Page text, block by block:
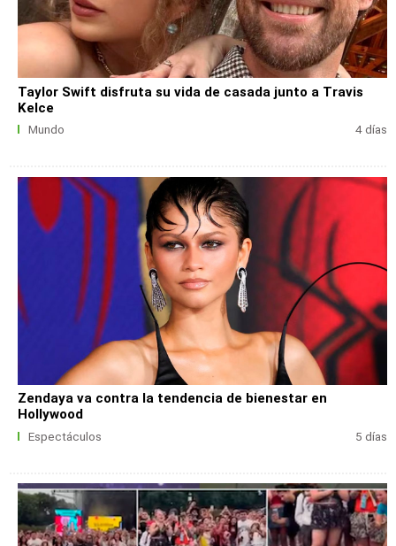
Taylor Swift disfruta su vida de casada junto a Travis
Kelce
Mundo 4 días
Zendaya va contra la tendencia de bienestar en
Hollywood
Espectáculos 5 días